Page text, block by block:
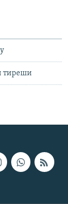
тиреши